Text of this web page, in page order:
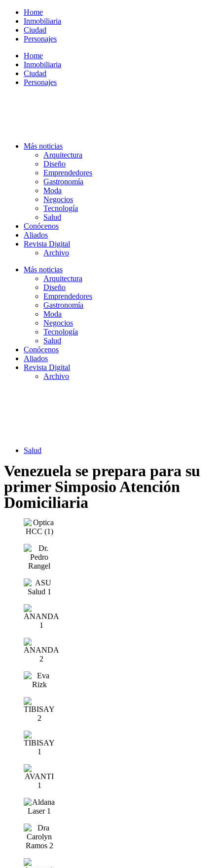
contenido
Home
Inmobiliaria
Ciudad
Personajes
Home
Inmobiliaria
Ciudad
Personajes
Más noticias
Arquitectura
Diseño
Emprendedores
Gastronomía
Moda
Negocios
Tecnología
Salud
Conócenos
Aliados
Revista Digital
Archivo
Más noticias
Arquitectura
Diseño
Emprendedores
Gastronomía
Moda
Negocios
Tecnología
Salud
Conócenos
Aliados
Revista Digital
Archivo
Salud
Venezuela se prepara para su
primer Simposio Atención
Domiciliaria